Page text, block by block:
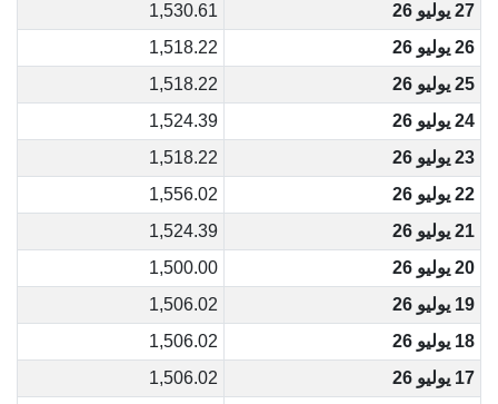
27 يوليو 26
1,530.61
26 يوليو 26
1,518.22
25 يوليو 26
1,518.22
24 يوليو 26
1,524.39
23 يوليو 26
1,518.22
22 يوليو 26
1,556.02
21 يوليو 26
1,524.39
20 يوليو 26
1,500.00
19 يوليو 26
1,506.02
18 يوليو 26
1,506.02
17 يوليو 26
1,506.02